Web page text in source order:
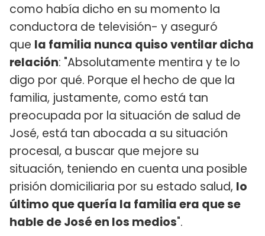
como había dicho en su momento la
conductora de televisión- y aseguró
que la familia nunca quiso ventilar dicha
relación: "Absolutamente mentira y te lo
digo por qué. Porque el hecho de que la
familia, justamente, como está tan
preocupada por la situación de salud de
José, está tan abocada a su situación
procesal, a buscar que mejore su
situación, teniendo en cuenta una posible
prisión domiciliaria por su estado salud, lo
último que quería la familia era que se
hable de José en los medios".